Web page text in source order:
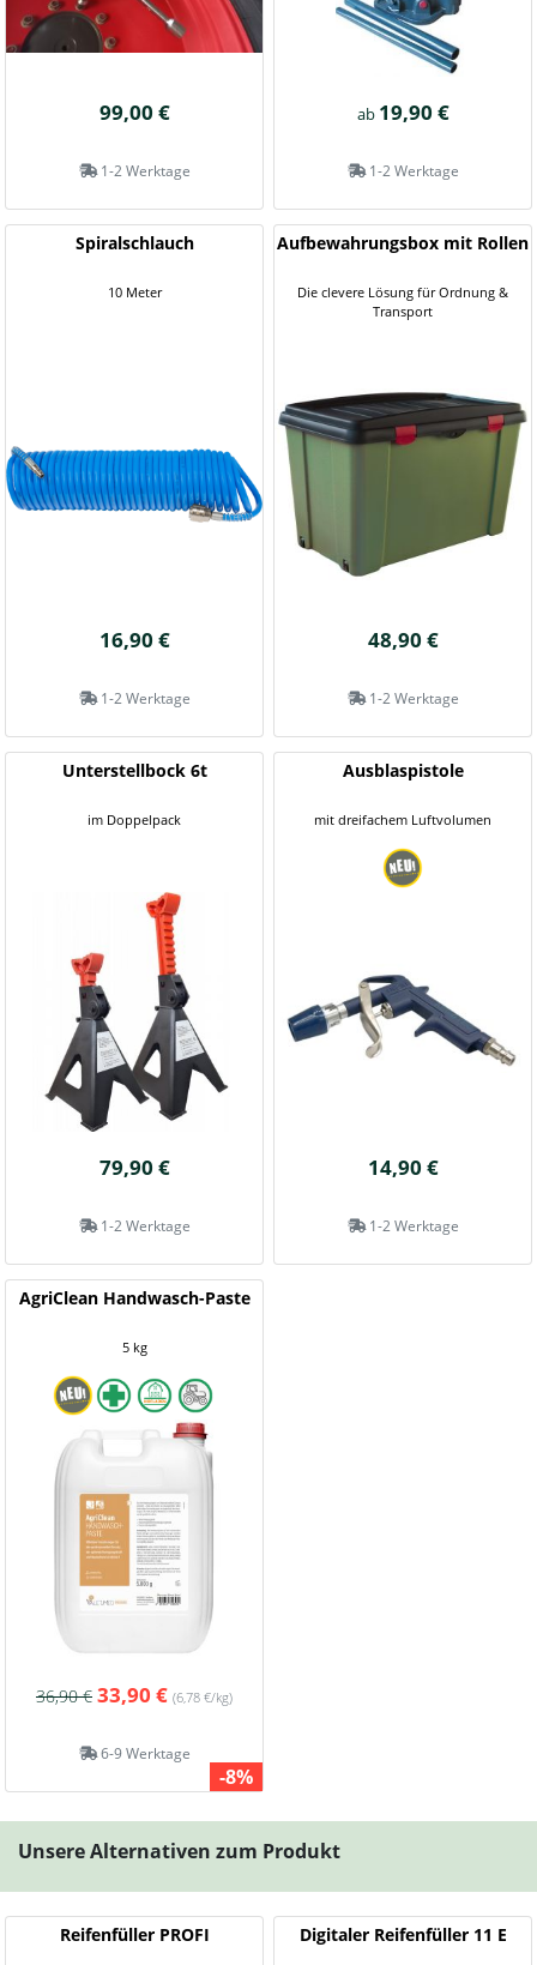
99,00 €
1-2 Werktage
ab 19,90 €
1-2 Werktage
Spiralschlauch
10 Meter
16,90 €
1-2 Werktage
Aufbewahrungsbox mit Rollen
Die clevere Lösung für Ordnung &
Transport
48,90 €
1-2 Werktage
Unterstellbock 6t
im Doppelpack
79,90 €
1-2 Werktage
Ausblaspistole
mit dreifachem Luftvolumen
14,90 €
1-2 Werktage
AgriClean Handwasch-Paste
5 kg
36,90 € 33,90 € (6,78 €/kg)
6-9 Werktage
-8%
Unsere Alternativen zum Produkt
Reifenfüller PROFI Digitaler Reifenfüller 11 E